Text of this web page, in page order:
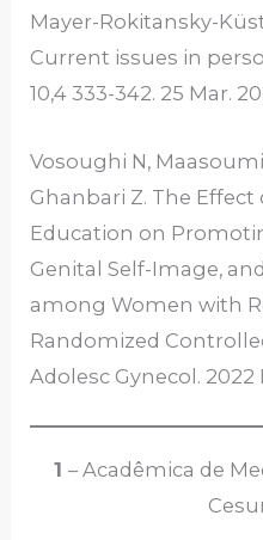
Mayer-Rokitansky-
Current issues in
10,4 333-342. 25 Mar.
Vosoughi N,
Ghanbari Z. The Effect
Education on
Genital Self-Image,
among Women with
Randomized
Adolesc Gynecol. 2022
1 – Acadêmica de